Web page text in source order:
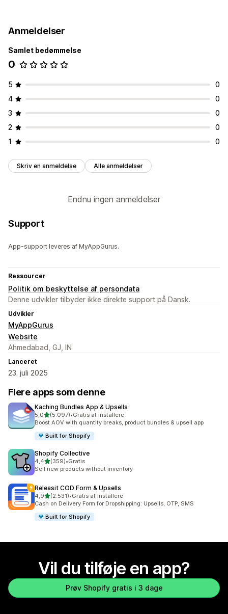
Ofte købt sammen
Anmeldelser
Samlet bedømmelse
0
5
0
4
0
3
0
2
0
1
0
Skriv en anmeldelse Alle anmeldelser
Endnu ingen anmeldelser
Support
App-support leveres af MyAppGurus.
Ressourcer
Politik om beskyttelse af persondata
Denne udvikler tilbyder ikke direkte support på Dansk.
Udvikler
MyAppGurus
Website
Ahmedabad, GJ, IN
Lanceret
23. juli 2025
Flere apps som denne
Kaching Bundles App & Upsells
5,0ud af 5 stjerner
(5.097)
5097 anmeldelser i alt
•Gratis at installere
Boost AOV with quantity breaks, product bundles & upsell app
Built for Shopify
Shopify Collective
4,4ud af 5 stjerner
(359)
359 anmeldelser i alt
•Gratis
Sell new products without inventory
Releasit COD Form & Upsells
4,9ud af 5 stjerner
(2.531)
2531 anmeldelser i alt
•Gratis at installere
Cash on Delivery Form for Dropshipping: Upsells, OTP, SMS
Built for Shopify
Vil du tilføje en app?
Prøv Shopify gratis i 3 dage